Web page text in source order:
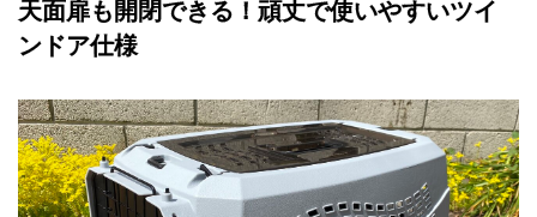
天面扉も開閉できる！頑丈で使いやすいツイ
ンドア仕様